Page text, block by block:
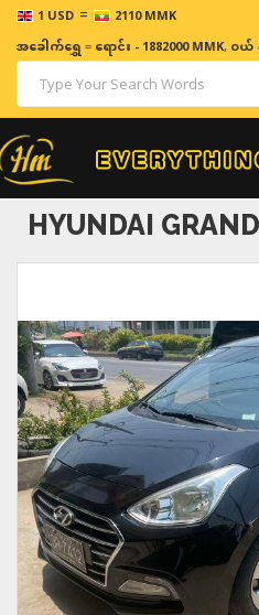
1 USD = 2110 MMK
အခေါက်ရွှေ=ရောင်း - 1882000 MMK, ဝယ်
HYUNDAI